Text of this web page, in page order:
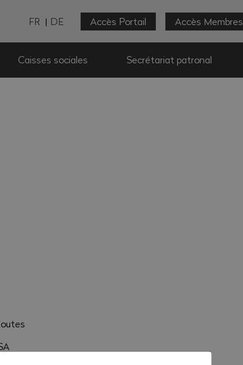
FR DE Accès Portail Accès Membres
Caisses sociales Secrétariat patronal